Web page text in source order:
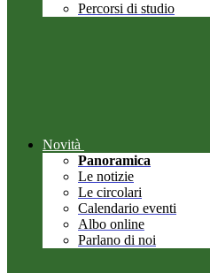
Percorsi di studio
Novità
Panoramica
Le notizie
Le circolari
Calendario eventi
Albo online
Parlano di noi